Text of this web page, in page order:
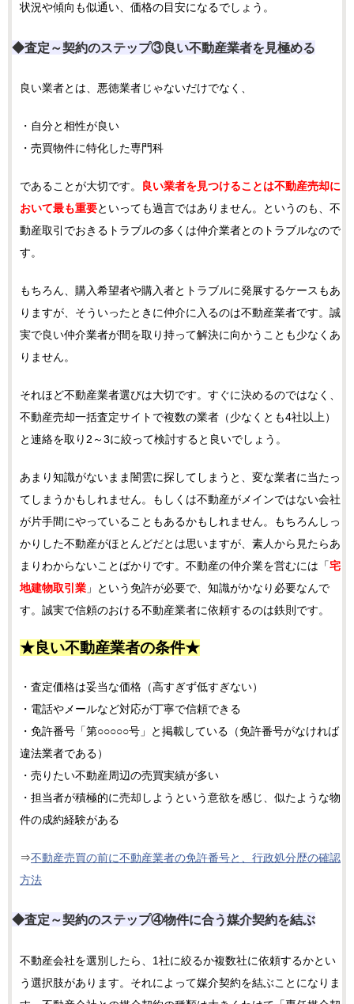
状況や傾向も似通い、価格の目安になるでしょう。
◆査定～契約のステップ③良い不動産業者を見極める
良い業者とは、悪徳業者じゃないだけでなく、
・自分と相性が良い
・売買物件に特化した専門科
であることが大切です。
良い業者を見つけることは不動産売却に
おいて最も重要といっても過言ではありません。というのも、不
動産取引でおきるトラブルの多くは仲介業者とのトラブルなので
す。
もちろん、購入希望者や購入者とトラブルに発展するケースもあ
りますが、そういったときに仲介に入るのは不動産業者です。誠
実で良い仲介業者が間を取り持って解決に向かうことも少なくあ
りません。
それほど不動産業者選びは大切です。すぐに決めるのではなく、
不動産売却一括査定サイトで複数の業者（少なくとも4社以上）
と連絡を取り2～3に絞って検討すると良いでしょう。
あまり知識がないまま闇雲に探してしまうと、変な業者に当たっ
てしまうかもしれません。もしくは不動産がメインではない会社
が片手間にやっていることもあるかもしれません。もちろんしっ
かりした不動産がほとんどだとは思いますが、素人から見たらあ
まりわからないことばかりです。不動産の仲介業を営むには「宅
地建物取引業 」という免許が必要で、知識がかなり必要なんで
す。誠実で信頼のおける不動産業者に依頼するのは鉄則です。
★良い不動産業者の条件★
・査定価格は妥当な価格（高すぎず低すぎない）
・電話やメールなど対応が丁寧で信頼できる
・免許番号「第○○○○○号」と掲載している（免許番号がなければ
違法業者である）
・売りたい不動産周辺の売買実績が多い
・担当者が積極的に売却しようという意欲を感じ、似たような物
件の成約経験がある
⇒不動産売買の前に不動産業者の免許番号と、行政処分歴の確認
方法
◆査定～契約のステップ④物件に合う媒介契約を結ぶ
不動産会社を選別したら、1社に絞るか複数社に依頼するかとい
う選択肢があります。それによって媒介契約を結ぶことになりま